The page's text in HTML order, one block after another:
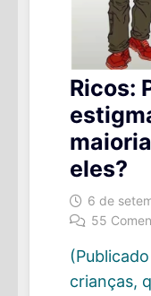
Ricos:
eles?
6 de
55
crianças,